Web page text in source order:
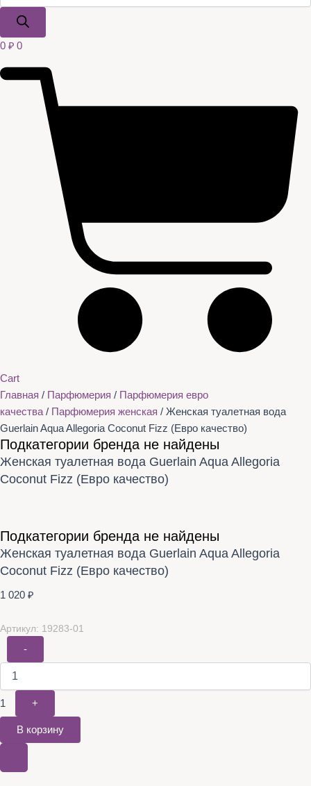
0 ₽ 0
Cart
Главная / Парфюмерия / Парфюмерия евро
качества/ Парфюмерия женская / Женская туалетная вода
Guerlain Aqua Allegoria Coconut Fizz (Евро качество)
Подкатегории бренда не найдены
Женская туалетная вода Guerlain Aqua Allegoria
Coconut Fizz (Евро качество)
Подкатегории бренда не найдены
Женская туалетная вода Guerlain Aqua Allegoria
Coconut Fizz (Евро качество)
1 020 ₽
Артикул: 19283-01
-
1 +
В корзину